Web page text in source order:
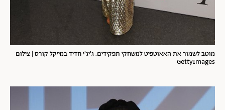
מוטב לשמור את האאוטפיט למשחקי תפקידים. ג'יג'י חדיד במייקל קורס | צילום:
GettyImages